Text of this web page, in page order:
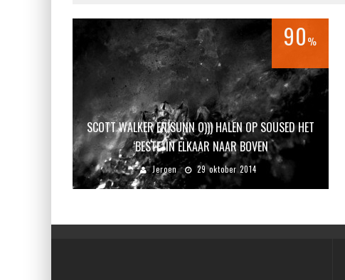
90%
SCOTT WALKER EN SUNN O))) HALEN OP SOUSED HET
‘BESTE’ IN ELKAAR NAAR BOVEN
Jeroen 29 oktober 2014